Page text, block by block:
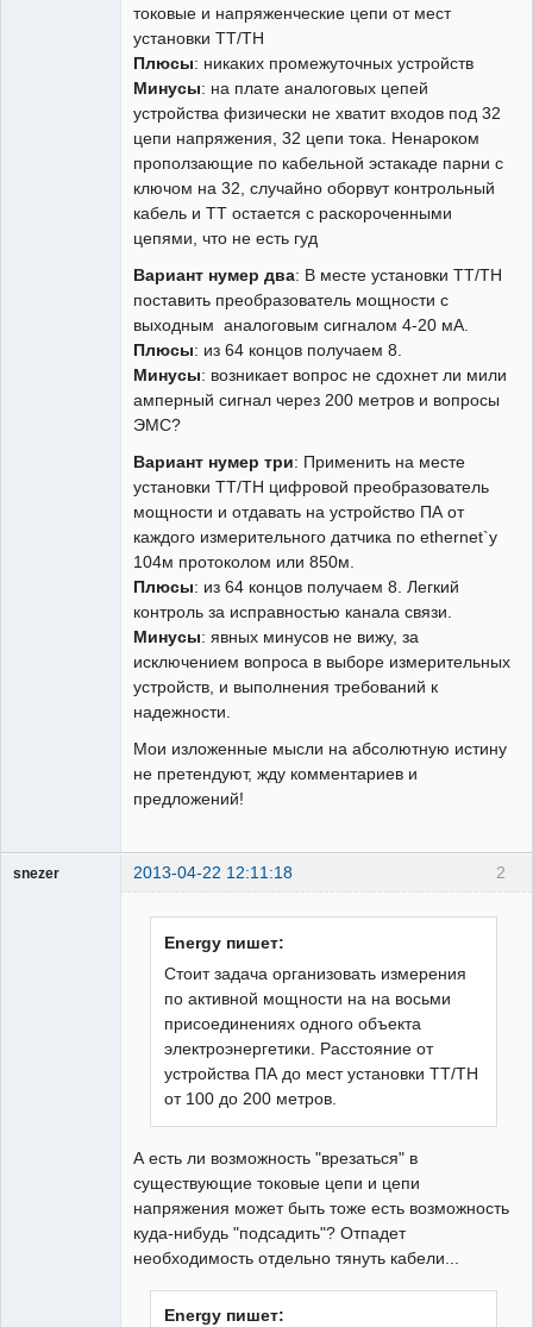
токовые и напряженческие цепи от мест
установки ТТ/ТН
Плюсы: никаких промежуточных устройств
Минусы: на плате аналоговых цепей
устройства физически не хватит входов под 32
цепи напряжения, 32 цепи тока. Ненароком
проползающие по кабельной эстакаде парни с
ключом на 32, случайно оборвут контрольный
кабель и ТТ остается с раскороченными
цепями, что не есть гуд
Вариант нумер два: В месте установки ТТ/ТН
поставить преобразователь мощности с
выходным аналоговым сигналом 4-20 мА.
Плюсы: из 64 концов получаем 8.
Минусы: возникает вопрос не сдохнет ли мили
амперный сигнал через 200 метров и вопросы
ЭМС?
Вариант нумер три: Применить на месте
установки ТТ/ТН цифровой преобразователь
мощности и отдавать на устройство ПА от
каждого измерительного датчика по ethernet`у
104м протоколом или 850м.
Плюсы: из 64 концов получаем 8. Легкий
контроль за исправностью канала связи.
Минусы: явных минусов не вижу, за
исключением вопроса в выборе измерительных
устройств, и выполнения требований к
надежности.
Мои изложенные мысли на абсолютную истину
не претендуют, жду комментариев и
предложений!
2
snezer 2013-04-22 12:11:18
Energy пишет:
Стоит задача организовать измерения
по активной мощности на на восьми
присоединениях одного объекта
электроэнергетики. Расстояние от
устройства ПА до мест установки ТТ/ТН
от 100 до 200 метров.
А есть ли возможность "врезаться" в
существующие токовые цепи и цепи
напряжения может быть тоже есть возможность
куда-нибудь "подсадить"? Отпадет
необходимость отдельно тянуть кабели...
Energy пишет: